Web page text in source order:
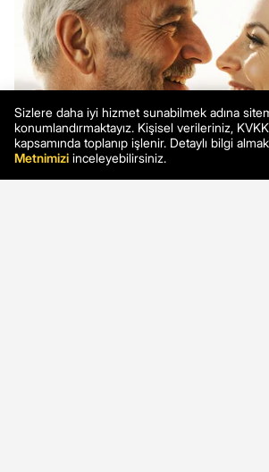
Sizlere daha iyi hizmet sunabilmek adına
konumlandırmaktayız. Kişisel verileriniz,
kapsamında toplanıp işlenir. Detaylı bilgi
Metnimizi inceleyebilirsiniz.